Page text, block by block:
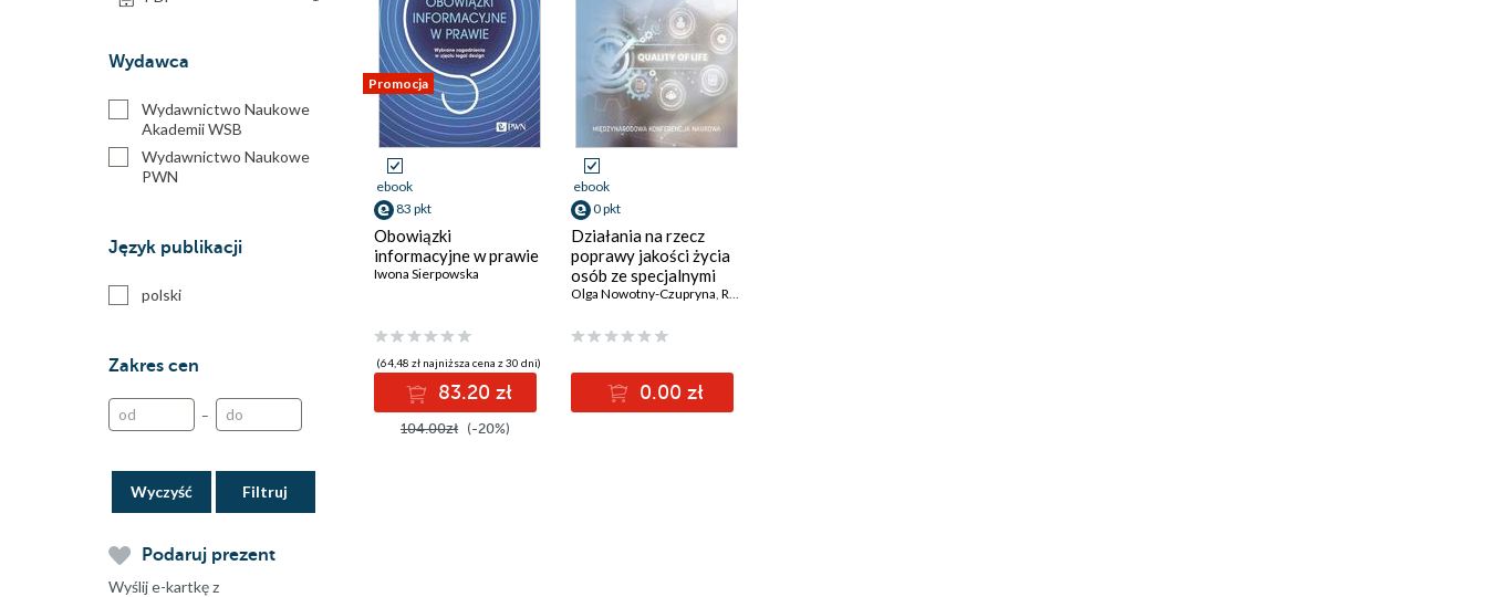
Wydawca
Wydawnictwo Naukowe
Akademii WSB
Wydawnictwo Naukowe
PWN
Język publikacji
polski
Zakres cen
–
Wyczyść
Podaruj prezent
Wyślij e-kartkę z
Promocja
ebook
83 pkt
Obowiązki
informacyjne w prawie
Iwona Sierpowska
(64,48 zł najniższa cena z 30 dni)
83.20 zł
104.00zł (-20%)
ebook
0 pkt
Działania na rzecz
poprawy jakości życia
osób ze specjalnymi
potrzebami
Olga Nowotny-Czupryna, Rafał Kwapuliński
0.00 zł